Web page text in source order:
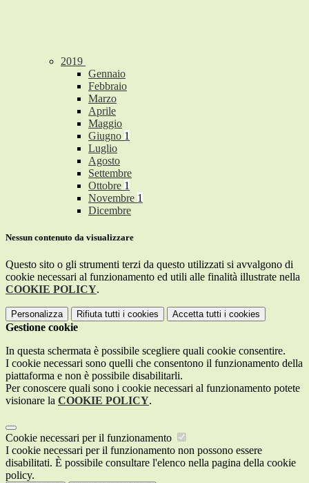
2019
Gennaio
Febbraio
Marzo
Aprile
Maggio
Giugno 1
Luglio
Agosto
Settembre
Ottobre 1
Novembre 1
Dicembre
Nessun contenuto da visualizzare
Questo sito o gli strumenti terzi da questo utilizzati si avvalgono di
cookie necessari al funzionamento ed utili alle finalità illustrate nella
COOKIE POLICY.
Personalizza Rifiuta tutti i cookies Accetta tutti i cookies
Gestione cookie
In questa schermata è possibile scegliere quali cookie consentire.
I cookie necessari sono quelli che consentono il funzionamento della
piattaforma e non è possibile disabilitarli.
Per conoscere quali sono i cookie necessari al funzionamento potete
visionare la COOKIE POLICY.
Cookie necessari per il funzionamento
I cookie necessari per il funzionamento non possono essere
disabilitati. È possibile consultare l'elenco nella pagina della cookie
policy.